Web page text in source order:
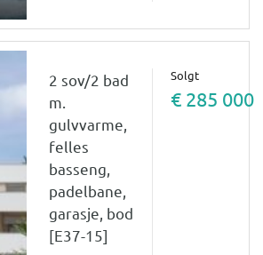
2 sov/2 bad
m.
gulvvarme,
felles
basseng,
padelbane,
garasje, bod
[E37-15]
Solgt
€ 285 000